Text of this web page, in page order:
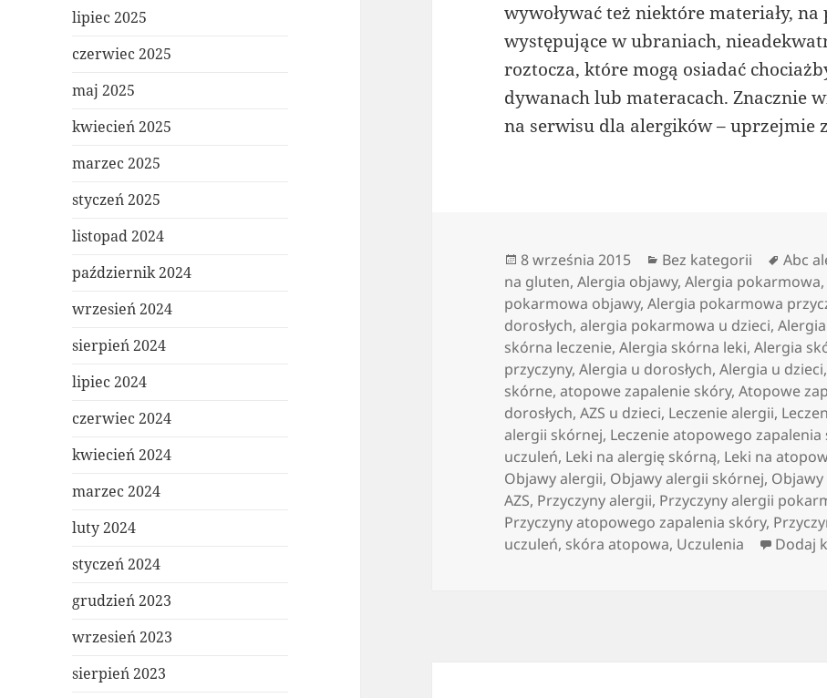
lipiec 2025
czerwiec 2025
maj 2025
kwiecień 2025
marzec 2025
styczeń 2025
listopad 2024
październik 2024
wrzesień 2024
sierpień 2024
lipiec 2024
czerwiec 2024
kwiecień 2024
marzec 2024
luty 2024
styczeń 2024
grudzień 2023
wrzesień 2023
sierpień 2023
wywoływać też niektóre materiały,
występujące w ubraniach,
roztocza, które mogą osiadać
dywanach lub materacach. Znacznie
na serwisu dla alergików – uprzejmie
Data
publikacji
8 września 2015 Kategorie
Bez kategorii Tagi
Abc
na gluten,Alergia objawy,Alergia pokarmowa
pokarmowa objawy,Alergia pokarmowa
dorosłych,alergia pokarmowa u dzieci,
skórna leczenie,Alergia skórna leki,Alergia
przyczyny,Alergia u dorosłych,Alergia u dzieci
skórne,atopowe zapalenie skóry,Atopowe
dorosłych,AZS u dzieci, Leczenie alergii,
alergii skórnej, Leczenie atopowego zapalenia
uczuleń, Leki na alergię skórną, Leki na
Objawy alergii, Objawy alergii skórnej,
AZS, Przyczyny alergii, Przyczyny alergii
Przyczyny atopowego zapalenia skóry,
uczuleń, skóra atopowa, Uczulenia Dodaj